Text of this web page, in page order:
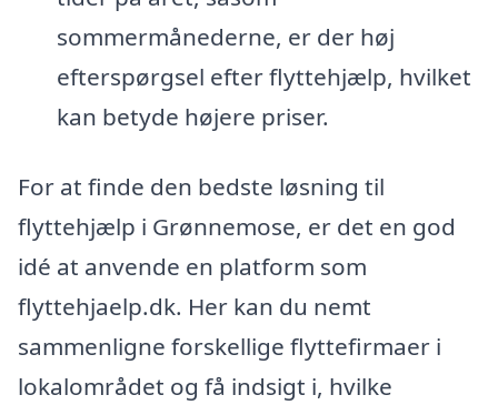
sommermånederne, er der høj
efterspørgsel efter flyttehjælp, hvilket
kan betyde højere priser.
For at finde den bedste løsning til
flyttehjælp i Grønnemose, er det en god
idé at anvende en platform som
flyttehjaelp.dk. Her kan du nemt
sammenligne forskellige flyttefirmaer i
lokalområdet og få indsigt i, hvilke